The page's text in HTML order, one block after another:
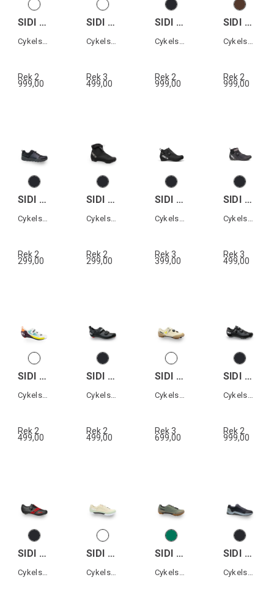
SIDI GENIUS X
Cykelsko landsväg
Rek 2
999,00
SIDI ERGO 6
Cykelsko landsväg
Rek 3
499,00
SIDI DOMINATOR X
Cykelsko MTB
Rek 2
999,00
SIDI ATOMUS MID GTX
Cykelsko All terrain
Rek 2
999,00
SIDI ATOMUS GTX
Cykelsko All terrain
Rek 2
299,00
SIDI NUBES XC WP
Cykelsko XC
Rek 2
299,00
SIDI HIEMX GTX
Rek 3
399,00
SIDI NIX GTX
Rek 3
499,00
SIDI T-5 AIR WOMAN
Cykelsko Triathlon dam
Rek 2
499,00
SIDI T-5 AIR
Cykelsko Triathlon
Rek 2
499,00
SIDI PHYSIS
Cykelsko MTB
Rek 3
699,00
SIDI MTB EAGLE 10
Cykelsko MTB
Rek 2
999,00
SIDI PRIMA
Cykelsko landsväg
SIDI ASPER LACES
Cykelsko Grusväg
SIDI ASPER LACES SIDI MOTUS